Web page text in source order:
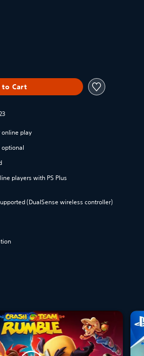
to Cart
online play
optional
players with PS Plus
(DualSense wireless controller)